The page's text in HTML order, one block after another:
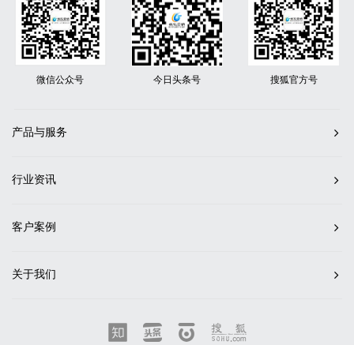
微信公众号 今日头条号 搜狐官方号
产品与服务
行业资讯
客户案例
关于我们